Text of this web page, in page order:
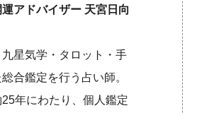
アドバイザー 天宮日向
星気学・タロット・手
合鑑定を行う占い師。
年にわたり、個人鑑定